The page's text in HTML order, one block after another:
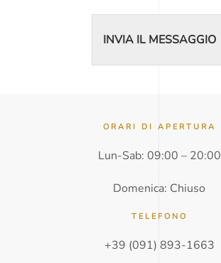
d
T
n
*
INVIA IL MESSAGGIO
ORARI DI APERTURA
Lun-Sab: 09:00 – 20:00
Domenica: Chiuso
TELEFONO
+39 (091) 893-1663